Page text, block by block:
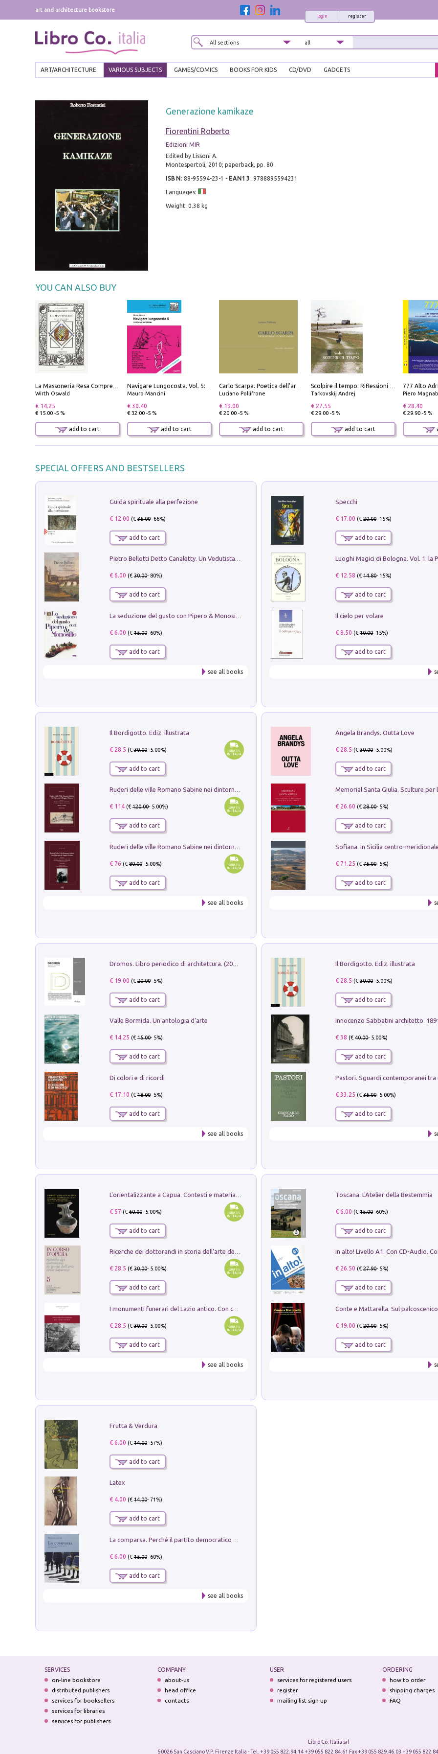
art and architecture bookstore
register
login
ART/ARCHITECTURE VARIOUS SUBJECTS GAMES/COMICS BOOKS FOR KIDS CD/DVD GADGETS
Generazione kamikaze
Fiorentini Roberto
Edizioni MIR
Edited by Lissoni A.
Montespertoli, 2010; paperback, pp. 80.
ISBN : 88-95594-23-1 - EAN13 : 9788895594231
Languages:
Weight: 0.38 kg
YOU CAN ALSO BUY
La Massoneria Resa Comprensibile ai Suoi Adepti. Vol. 3: il Maestro.
Wirth Oswald
€ 14.25
€ 15.00 -5 %
add to cart
Navigare Lungocosta. Vol. 5: Corsica e Sardegna
Mauro Mancini
€ 30.40
€ 32.00 -5 %
add to cart
Carlo Scarpa. Poetica dell'arredo. Tavoli e sedie-Poetics of furniture. Tables and chairs. Ediz. bilingue
Luciano Pollifrone
€ 19.00
€ 20.00 -5 %
add to cart
Scolpire il tempo. Riflessioni sul cinema.
Tarkovskij Andrej
€ 27.55
€ 29.00 -5 %
add to cart
Piero Magnabosco;
€ 28.40
€ 29.90 -5 %
SPECIAL OFFERS AND BESTSELLERS
Guida spirituale alla perfezione
€ 12.00 (€35.00- 66%)
add to cart
Pietro Bellotti Detto Canaletty. Un Vedutista Veneziano nella Francia dell'Ancien Régime
€ 6.00 (€30.00- 80%)
add to cart
€ 6.00 (€15.00- 60%)
add to cart
see all books
Specchi
€ 17.00 (€20.00- 15%)
add to cart
€ 12.58 (€14.80- 15%)
add to cart
Il cielo per volare
€ 8.50 (€10.00- 15%)
add to cart
Il Bordigotto. Ediz. illustrata
€ 28.5 (€30.00- 5.00%)
add to cart
Ruderi delle ville Romano Sabine nei dintorni di Poggio Mirteto. Illustrati dal dott.re prof.re cav.re Ercole Nardi regio ispettore degli scavi e monumenti. Anno 1885. Tavole e studio. Con 25 tavole fuori testo in cartella editoriale
€ 114(€120.00- 5.00%)
add to cart
€ 76 (€80.00- 5.00%)
add to cart
see all books
Angela Brandys. Outta Love
€ 28.5 (€30.00- 5.00%)
add to cart
€ 26.60 (€28.00- 5%)
add to cart
€ 71.25 (€75.00- 5%)
add to cart
Dromos. Libro periodico di architettura. (2026). Vol. 15: Post-model
€ 19.00 (€20.00- 5%)
add to cart
Valle Bormida. Un'antologia d'arte
€ 14.25 (€15.00- 5%)
add to cart
Di colori e di ricordi
€ 17.10 (€18.00- 5%)
add to cart
see all books
Il Bordigotto. Ediz. illustrata
€ 28.5 (€30.00- 5.00%)
add to cart
Innocenzo Sabbatini architetto.
€ 38 (€40.00- 5.00%)
add to cart
€ 33.25 (€35.00- 5.00%)
add to cart
€ 57 (€60.00- 5.00%)
add to cart
Ricerche dei dottorandi in storia dell'arte della Sapienza
€ 28.5 (€30.00- 5.00%)
add to cart
I monumenti funerari del Lazio antico. Con cartella con tavole
€ 28.5 (€30.00- 5.00%)
add to cart
see all books
Toscana. L'Atelier della Bestemmia
€ 6.00 (€15.00- 60%)
add to cart
€ 26.50 (€27.90- 5%)
add to cart
€ 19.00 (€20.00- 5%)
add to cart
Frutta & Verdura
€ 6.00 (€14.00- 57%)
add to cart
Latex
€ 4.00 (€14.00- 71%)
add to cart
€ 6.00 (€15.00- 60%)
add to cart
see all books
SERVICES
on-line bookstore
distributed publishers
services for booksellers
services for libraries
services for publishers
COMPANY
about-us
head office
contacts
USER
services for registered users
register
mailing list sign up
ORDERING
how to order
shipping charges
FAQ
Libro Co. Italia srl
50026 San Casciano V.P. Firenze Italia - Tel. +39 055 822.94.14 +39 055 822.84.61 Fax +39 055 829.46.03 +39 055